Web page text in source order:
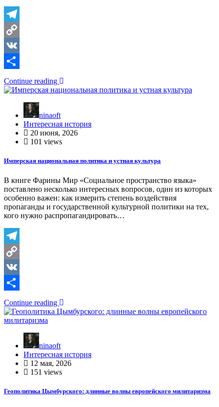
Telegram
Copy
Link
VK
Отправить
Continue reading
ninaoft
Интересная история
20 июня, 2026
101 views
Имперская национальная политика и устная культура
В книге Фарины Мир «Социальное пространство языка»
поставлено несколько интересных вопросов, один из которых
особенно важен: как измерить степень воздействия
пропаганды и государственной культурной политики на тех,
кого нужно распропагандировать…
Telegram
Copy
Link
VK
Отправить
Continue reading
ninaoft
Интересная история
12 мая, 2026
151 views
Геополитика Цымбурского: длинные волны европейского милитаризма